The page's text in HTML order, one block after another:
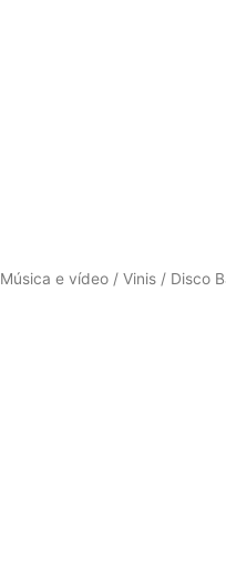
Música e vídeo /Vinis / Disco